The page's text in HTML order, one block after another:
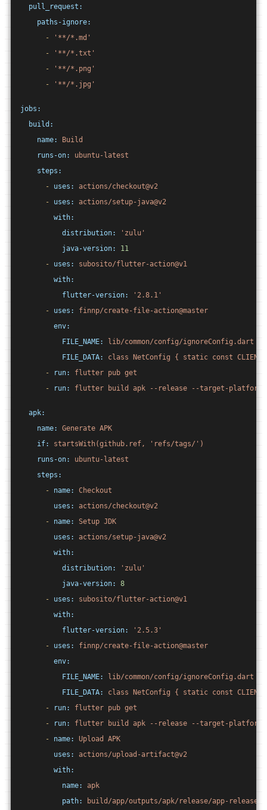
pull_request:
paths-ignore:
-
'**/*.md'
-
'**/*.txt'
-
'**/*.png'
-
'**/*.jpg'
jobs:
build:
name:
Build
runs-on:
ubuntu-latest
steps:
-
uses:
actions/checkout@v2
-
uses:
actions/setup-java@v2
with:
distribution:
'zulu'
java-version:
11
-
uses:
subosito/flutter-action@v1
with:
flutter-version:
'2.8.1'
-
uses:
finnp/create-file-action@master
env:
FILE_NAME:
lib/common/config/ignoreConfig.dart
FILE_DATA:
class NetConfig { static const
-
run: flutter pub get
-
run: flutter build apk --release --target-
apk:
name:
Generate APK
if:
startsWith(github.ref, 'refs/tags/' )
runs-on:
ubuntu-latest
steps:
-
name:
Checkout
uses:
actions/checkout@v2
-
name: Setup JDK
uses:
actions/setup-java@v2
with:
distribution:
'zulu'
java-version:
8
-
uses:
subosito/flutter-action@v1
with:
flutter-version:
'2.5.3'
-
uses:
finnp/create-file-action@master
env:
FILE_NAME:
lib/common/config/ignoreConfig.dart
FILE_DATA:
class NetConfig { static const
-
run: flutter pub get
-
run: flutter build apk --release
--target-
-
name: Upload
APK
uses:
actions/upload-artifact@v2
with:
name:
apk
path:
build/app/outputs/apk/release/app-